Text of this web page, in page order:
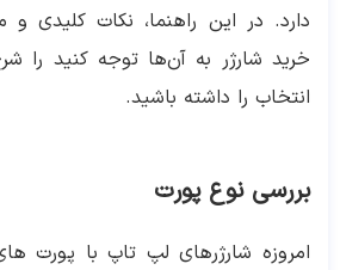
دارد. در این راهنما، نکات کلیدی
خرید شارژر به آن‌ها توجه کنید را
انتخاب را داشته باشید.
بررسی نوع پورت
امروزه شارژرهای لپ تاپ با پورت